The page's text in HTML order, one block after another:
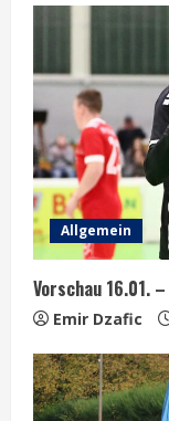
u
e
R
e
a
d
i
n
g
Allgemein
Vorschau 16.01.
Emir Dzafic